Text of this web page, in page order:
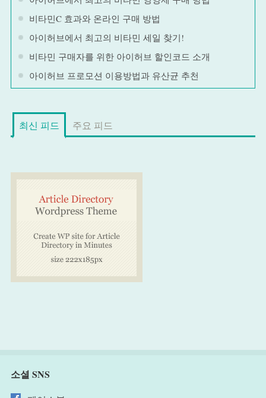
비타민C 효과와 온라인 구매 방법
아이허브에서 최고의 비타민 세일 찾기!
비타민 구매자를 위한 아이허브 할인코드 소개
아이허브 프로모션 이용방법과 유산균 추천
최신 피드 주요 피드
소셜 SNS